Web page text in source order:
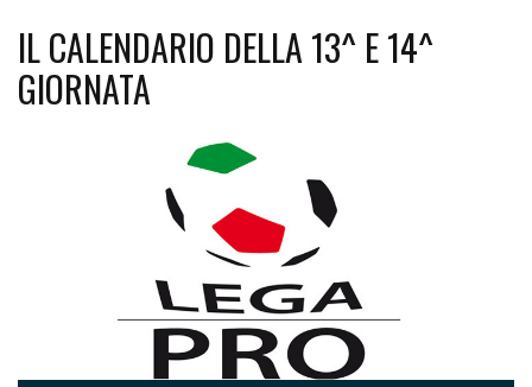
IL CALENDARIO DELLA 13^ E 14^
GIORNATA